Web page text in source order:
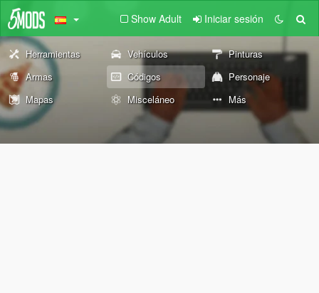
Show Adult Iniciar sesión
Herramientas Vehículos
Pinturas
Armas
Códigos
Personaje
Mapas
Misceláneo Más